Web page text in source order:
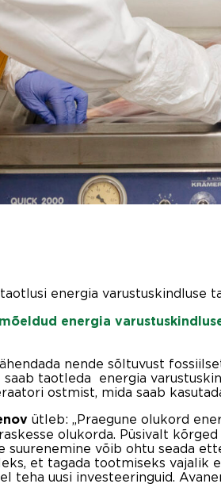
energia varustuskindluse
energia
nende sõltuvust
taotleda energia
ostmist, mida saab
ütleb: „Praegune olukord
olukorda. Püsivalt
võib ohtu seada
et tagada tootmiseks vajalik
teha uusi investeeringuid.